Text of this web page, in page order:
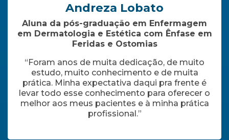
Andreza Lobato
Aluna da pós-graduação em Enfermagem
em Dermatologia e Estética com Ênfase em
Feridas e Ostomias
“Foram anos de muita dedicação, de muito
estudo, muito conhecimento e de muita
prática. Minha expectativa daqui pra frente é
levar todo esse conhecimento para oferecer o
melhor aos meus pacientes e à minha prática
profissional.”